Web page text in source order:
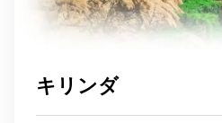
キリンダ